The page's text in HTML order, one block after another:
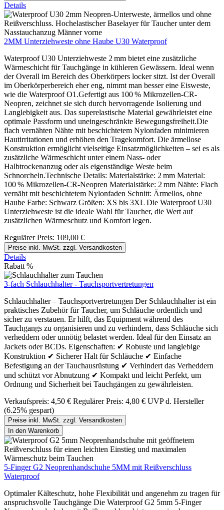
Details
2MM Unterziehweste ohne Haube U30 Waterproof
Waterproof U30 Unterziehweste 2 mm bietet eine zusätzliche
Wärmeschicht für Tauchgänge in kühleren Gewässern. Ideal wenn
der Overall im Bereich des Oberkörpers locker sitzt. Ist der Overall
im Oberkörperbereich eher eng, nimmt man besser eine Eisweste,
wie die Waterproof O1.Gefertigt aus 100 % Mikrozellen-CR-
Neopren, zeichnet sie sich durch hervorragende Isolierung und
Langlebigkeit aus. Das superelastische Material gewährleistet eine
optimale Passform und uneingeschränkte Bewegungsfreiheit.Die
flach vernähten Nähte mit beschichtetem Nylonfaden minimieren
Hautirritationen und erhöhen den Tragekomfort. Die ärmellose
Konstruktion ermöglicht vielseitige Einsatzmöglichkeiten – sei es als
zusätzliche Wärmeschicht unter einem Nass- oder
Halbtrockenanzug oder als eigenständige Weste beim
Schnorcheln.Technische Details: Materialstärke: 2 mm Material:
100 % Mikrozellen-CR-Neopren Materialstärke: 2 mm Nähte: Flach
vernäht mit beschichtetem Nylonfaden Schnitt: Ärmellos, ohne
Haube Farbe: Schwarz Größen: XS bis 3XL Die Waterproof U30
Unterziehweste ist die ideale Wahl für Taucher, die Wert auf
zusätzlichen Wärmeschutz und Komfort legen.
Regulärer Preis: 109,00 €
Preise inkl. MwSt. zzgl. Versandkosten
Details
Rabatt %
3-fach Schlauchhalter - Tauchsportvertretungen
Schlauchhalter – Tauchsportvertretungen Der Schlauchhalter ist ein
praktisches Zubehör für Taucher, um Schläuche ordentlich und
sicher zu verstauen. Er hilft, das Equipment während des
Tauchgangs zu organisieren und zu verhindern, dass Schläuche sich
verheddern oder unnötig belastet werden. Ideal für den Einsatz an
Jackets oder BCDs. Eigenschaften: ✔ Robuste und langlebige
Konstruktion ✔ Sicherer Halt für Schläuche ✔ Einfache
Befestigung an der Tauchausrüstung ✔ Verhindert das Verheddern
und schützt vor Abnutzung ✔ Kompakt und leicht Perfekt, um
Ordnung und Sicherheit bei Tauchgängen zu gewährleisten.
Verkaufspreis: 4,50 € Regulärer Preis: 4,80 € UVP d. Hersteller
(6.25% gespart)
Preise inkl. MwSt. zzgl. Versandkosten
In den Warenkorb
5-Finger G2 Neoprenhandschuhe 5MM mit Reißverschluss
Waterproof
Optimaler Kälteschutz, hohe Flexibilität und angenehm zu tragen für
anspruchsvolle Tauchgänge Die Waterproof G2 5mm 5-Finger